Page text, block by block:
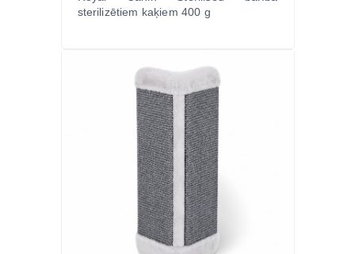
sterilizētiem kaķiem 400 g